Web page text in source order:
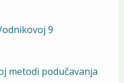
9
metodi podučavanja